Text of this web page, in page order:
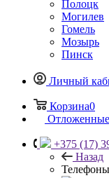
Полоцк
Могилев
Гомель
Мозырь
Пинск
Личный
Корзина0
Отложенные
+375 (17)
Назад
Телефоны